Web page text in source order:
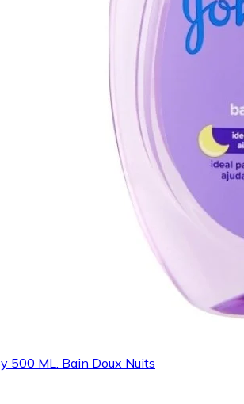
500 ML. Bain Doux Nuits